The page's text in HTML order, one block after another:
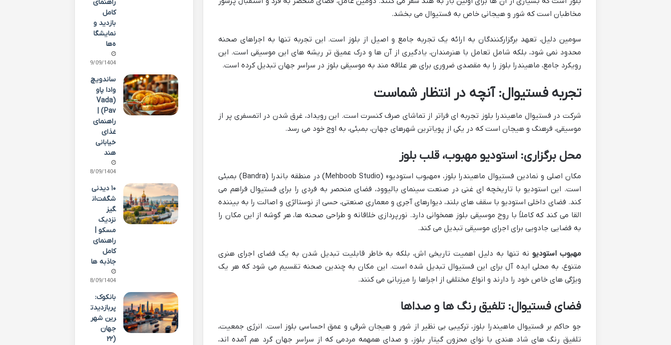
مخاطبان است که شور و هیجانی خاص به فستیوال می بخشد.
سومین دلیل، تعهد برگزارکنندگان به ارائه یک تجربه جامع و اصیل از بلوز است. این تجربه تنها به اجراهای صحنه
محدود نمی شود، بلکه شامل تعامل با هنرمندان، یادگیری از آن ها و درک عمیق تر ریشه های این موسیقی است. این
رویکرد جامع، ماهیندرا بلوز را به مقصدی ضروری برای هر علاقه مند به موسیقی بلوز در سراسر جهان تبدیل کرده است.
تجربه فستیوال: آنچه در انتظار شماست
شرکت در فستیوال ماهیندرا بلوز تجربه ای فراتر از تماشای صرف کنسرت است. این رویداد، غرق شدن در اتمسفری پر از
موسیقی، فرهنگ و هیجان است که در یکی از پویاترین شهرهای جهان، بمبئی، به اوج خود می رسد.
محل برگزاری: استودیو مهبوب، قلب بلوز
مکان اصلی و نمادین فستیوال ماهیندرا بلوز، «مهبوب استودیو» (Mehboob Studio) در منطقه باندرا (Bandra) بمبئی
است. این استودیو با تاریخچه ای غنی در صنعت سینمای بالیوود، فضای منحصر به فردی را برای فستیوال فراهم می
کند. فضای داخلی استودیو با سقف های بلند، دیوارهای آجری و معماری صنعتی، حسی از نوستالژی و اصالت را به بیننده
القا می کند که کاملاً با روح موسیقی بلوز همخوانی دارد. نورپردازی خلاقانه و طراحی صحنه ها، هر گوشه از این مکان را
به فضایی جادویی برای اجرای موسیقی تبدیل می کند.
مهبوب استودیو نه تنها به دلیل اهمیت تاریخی اش، بلکه به خاطر قابلیت تبدیل شدن به یک فضای اجرای هنری
متنوع، به محلی ایده آل برای این فستیوال تبدیل شده است. این مکان به چندین صحنه تقسیم می شود که هر یک
ویژگی های خاص خود را دارند و انواع مختلفی از اجراها را میزبانی می کنند.
فضای فستیوال: تلفیق رنگ ها و صداها
جو حاکم بر فستیوال ماهیندرا بلوز، ترکیبی بی نظیر از شور و هیجان شرقی و عمق احساسی بلوز است. انرژی جمعیت،
تلفیق رنگ های شاد هندی با نوای محزون گیتار بلوز، و صدای همهمه مردمی که از سراسر جهان گرد هم آمده اند،
راهنمای
کامل
بازدید و
نمایشگا
ه‌ها
29/09/1404
ساندویچ
وادا پاو
(Vada
Pav) |
راهنمای
غذای
خیابانی
هند
28/09/1404
۱۰ دیدنی
شگفت‌ان
گیز
نزدیک
مسکو |
راهنمای
کامل
جاذبه ها
28/09/1404
بانکوک:
پربازدیدت
رین شهر
جهان
(۲۲